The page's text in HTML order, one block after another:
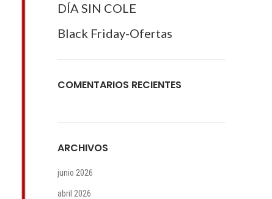
DÍA SIN COLE
Black Friday-Ofertas
COMENTARIOS RECIENTES
ARCHIVOS
junio 2026
abril 2026